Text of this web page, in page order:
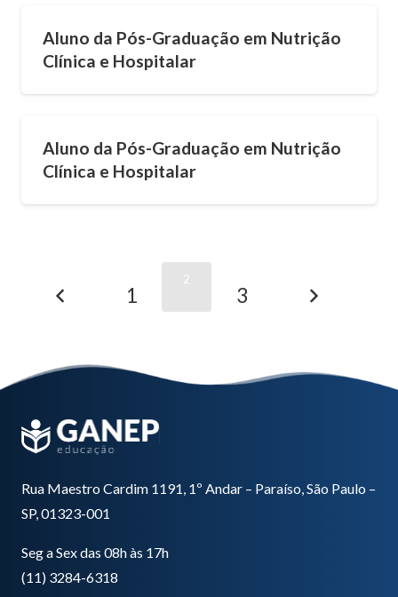
Aluno da Pós-Graduação em Nutrição
Clínica e Hospitalar
Aluno da Pós-Graduação em Nutrição
Clínica e Hospitalar
1
2
3
Rua Maestro Cardim 1191, 1º Andar – Paraíso, São Paulo –
SP, 01323-001
Seg a Sex das 08h às 17h
(11) 3284-6318